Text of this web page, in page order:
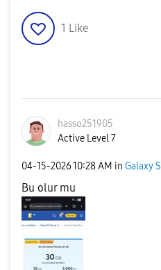
1 Like
hasso251905
Active Level 7
‎04-15-202610:28 AM in Galaxy S
Bu olur mu